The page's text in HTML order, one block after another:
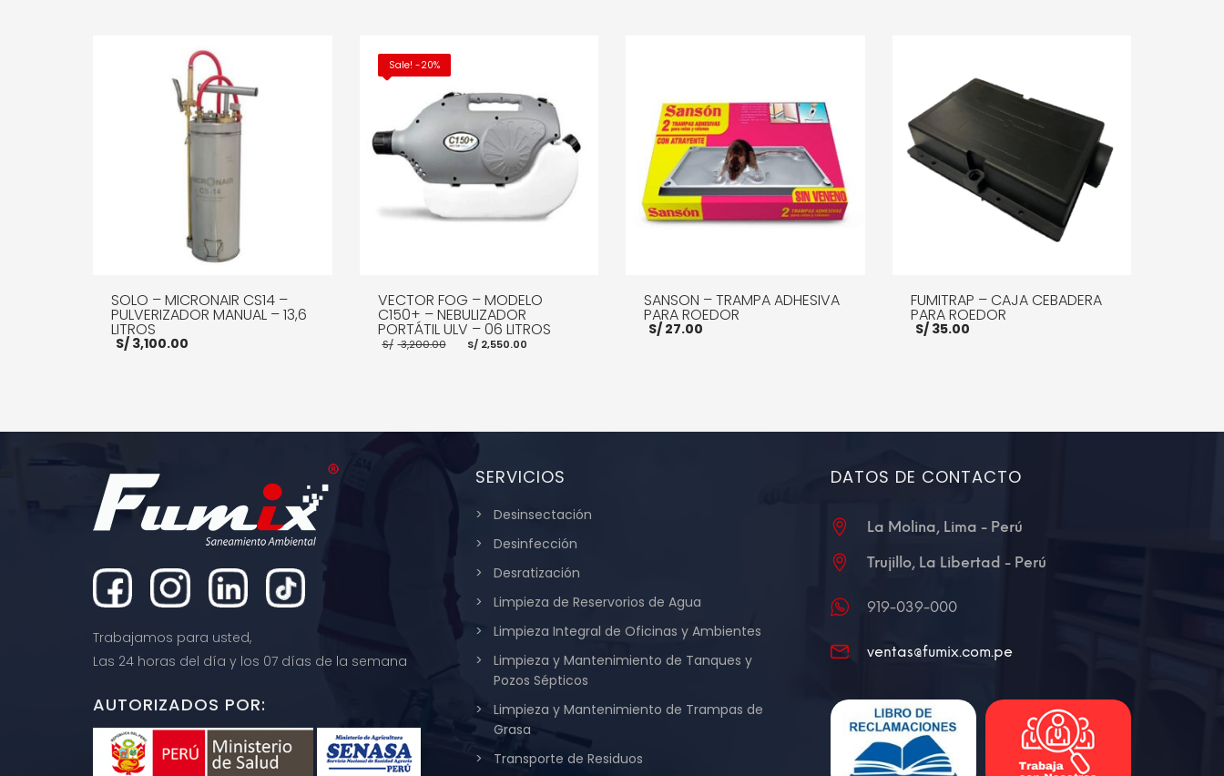
SOLO – MICRONAIR CS14 –
PULVERIZADOR MANUAL – 13,6
LITROS
S/ 3,100.00
Sale! -20%
VECTOR FOG – MODELO
C150+ – NEBULIZADOR
PORTÁTIL ULV – 06 LITROS
S/ 3,200.00 El
precio
S/2,550.00
SANSON – TRAMPA ADHESIVA
PARA ROEDOR
S/ 27.00
FUMITRAP – CAJA CEBADERA
PARA ROEDOR
S/35.00
Trabajamos para usted,
Las 24 horas del día y los 07 días de la semana
AUTORIZADOS POR:
SERVICIOS
Desinsectación
Desinfección
Desratización
Limpieza de Reservorios de Agua
Limpieza Integral de Oficinas y Ambientes
Limpieza y Mantenimiento de Tanques y
Pozos Sépticos
Limpieza y Mantenimiento de Trampas de
Grasa
Transporte de Residuos
DATOS DE CONTACTO
La Molina, Lima - Perú
Trujillo, La Libertad - Perú
919-039-000
ventas@fumix.com.pe